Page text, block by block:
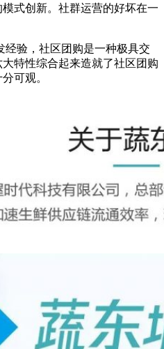
式创新。社群运营的好坏在一
经验，社区团购是一种极具交
特性综合起来造就了社区团购
可观。